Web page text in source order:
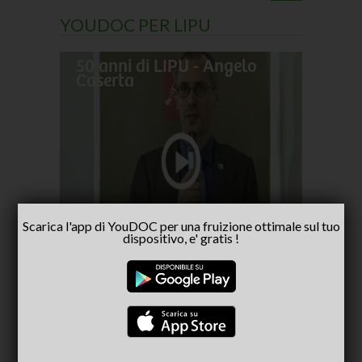
YOUDOC PER LIPU
50 anni di LIPU - Angelo
Caserta
CONSIGLIATI PER TE(ACTIVE TAB)
Scarica l'app di YouDOC per una fruizione ottimale sul tuo
dispositivo, e' gratis !